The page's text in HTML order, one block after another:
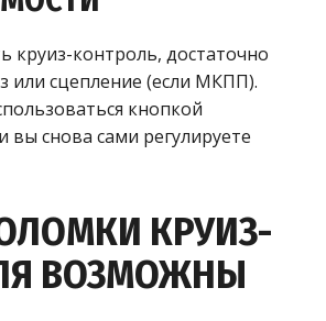
круиз-контроль, достаточно
или сцепление (если МКПП).
кнопкой
снова сами регулируете
КРУИЗ-
ВОЗМОЖНЫ